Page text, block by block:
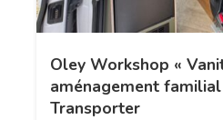
Oley Workshop «
aménagement
Transporter